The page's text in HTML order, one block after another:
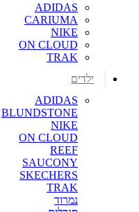
ADIDAS
CARIUMA
NIKE
ON CLOUD
TRAK
ילדים
ADIDAS
BLUNDSTONE
NIKE
ON CLOUD
REEF
SAUCONY
SKECHERS
TRAK
נמרוד